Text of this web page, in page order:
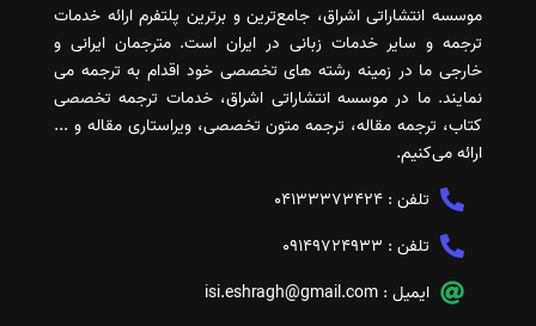
موسسه انتشاراتی اشراق، جامع‌ترین و برترین پلتفرم ارائه خدمات
ترجمه و سایر خدمات زبانی در ایران است. مترجمان ایرانی و
خارجی ما در زمینه رشته های تخصصی خود اقدام به ترجمه می
نمایند. ما در موسسه انتشاراتی اشراق، خدمات ترجمه تخصصی
کتاب، ترجمه مقاله، ترجمه متون تخصصی، ویراستاری مقاله و ...
ارائه می‌کنیم.
تلفن : 04133373424
تلفن : 09149724933
ایمیل : isi.eshragh@gmail.com